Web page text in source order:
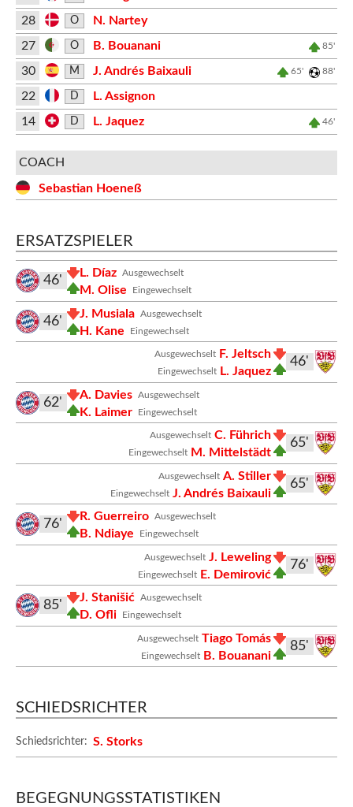
28
O
N. Nartey
27
O B. Bouanani 85'
30 M J. Andrés Baixauli 65' 88'
22 D
L. Assignon
14
D L. Jaquez 46'
COACH
Sebastian Hoeneß
ERSATZSPIELER
Ausgewechselt
L. Díaz
Eingewechselt
M. Olise
46'
Ausgewechselt
J. Musiala
Eingewechselt
H. Kane
46'
46'
Ausgewechselt F. Jeltsch
Eingewechselt L. Jaquez
Ausgewechselt
A. Davies
Eingewechselt
K. Laimer
62'
65'
Ausgewechselt C. Führich
Eingewechselt M. Mittelstädt
65'
Ausgewechselt A. Stiller
Eingewechselt J. Andrés Baixauli
Ausgewechselt
R. Guerreiro
Eingewechselt
B. Ndiaye
76'
76'
Ausgewechselt J. Leweling
Eingewechselt E. Demirović
Ausgewechselt
J. Stanišić
Eingewechselt
D. Ofli
85'
85'
Ausgewechselt Tiago Tomás
Eingewechselt B. Bouanani
SCHIEDSRICHTER
Schiedsrichter: S. Storks
BEGEGNUNGSSTATISTIKEN